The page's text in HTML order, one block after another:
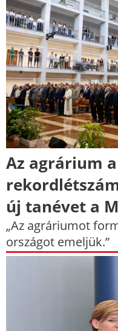
Az agrárium
új tanévet a
„Az agráriumot
országot emeljük.”